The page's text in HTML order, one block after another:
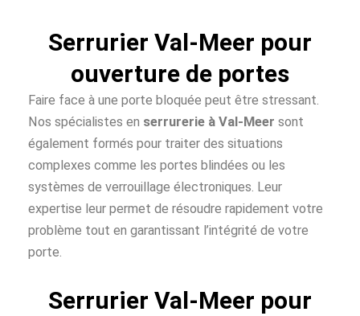
Serrurier Val-Meer pour
ouverture de portes
Faire face à une porte bloquée peut être stressant.
Nos spécialistes en serrurerie à Val-Meer sont
également formés pour traiter des situations
complexes comme les portes blindées ou les
systèmes de verrouillage électroniques. Leur
expertise leur permet de résoudre rapidement votre
problème tout en garantissant l’intégrité de votre
porte.
Serrurier Val-Meer pour